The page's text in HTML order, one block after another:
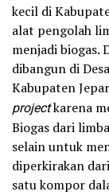
kecil di
alat pengolah
menjadi biogas.
dibangun di
Kabupaten
projectkarena
Biogas dari
selain untuk
diperkirakan
satu kompor